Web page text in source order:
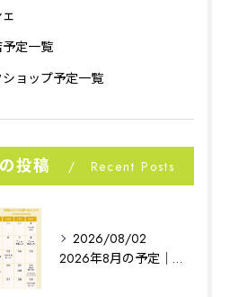
定一覧
ョップ予定一覧
投稿 Recent Posts
2026/08/02
2026年8月の予定｜相模原イベント｜noconoco